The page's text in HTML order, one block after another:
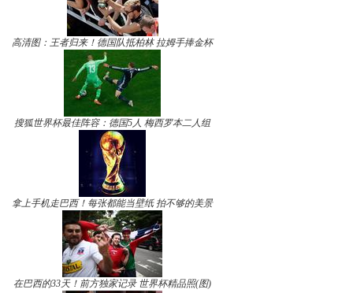
高清图：王者归来！德国队抵柏林 拉姆手捧金杯
搜狐世界杯最佳阵容：德国5人 梅西罗本二人组
拿上手机走巴西！每张都能当壁纸 拍不够的美景
在巴西的33天！前方独家记录 世界杯精品照(图)